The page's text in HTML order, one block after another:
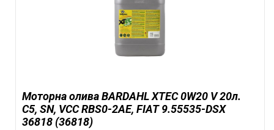
Моторна олива BARDAHL XTEC 0W20 V 20л.
C5, SN, VCC RBS0-2AE, FIAT 9.55535-DSX
36818 (36818)